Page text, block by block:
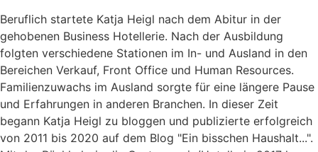
Beruflich startete Katja Heigl nach dem Abitur in der
gehobenen Business Hotellerie. Nach der Ausbildung
folgten verschiedene Stationen im In- und Ausland in den
Bereichen Verkauf, Front Office und Human Resources.
Familienzuwachs im Ausland sorgte für eine längere Pause
und Erfahrungen in anderen Branchen. In dieser Zeit
begann Katja Heigl zu bloggen und publizierte erfolgreich
von 2011 bis 2020 auf dem Blog "Ein bisschen Haushalt...".